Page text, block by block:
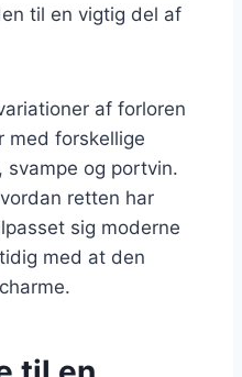
til en vigtig del af
af forloren
med forskellige
svampe og portvin.
retten har
sig moderne
med at den